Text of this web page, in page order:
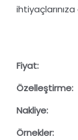
Fiyat:
Özelleştirme:
Nakliye:
Örnekler: